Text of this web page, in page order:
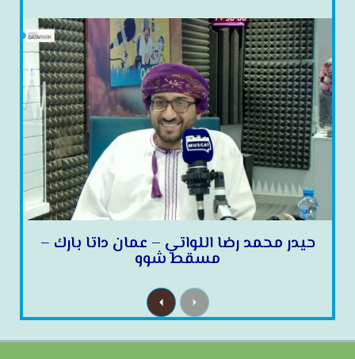
حيدر محمد رضا اللواتي – عمان داتا بارك –
مسقط شوو
P
r
e
i
N
e
x